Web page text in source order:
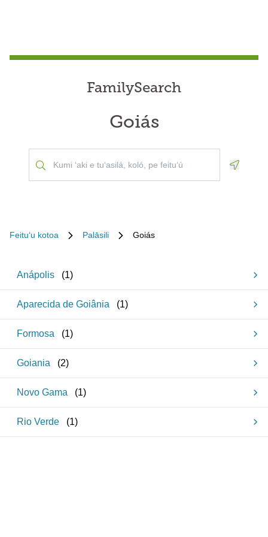
FamilySearch
Goiás
Feituʻu kotoa Palāsili Goiás
Anápolis (1)
Aparecida de Goiânia (1)
Formosa (1)
Goiania (2)
Novo Gama (1)
Rio Verde (1)